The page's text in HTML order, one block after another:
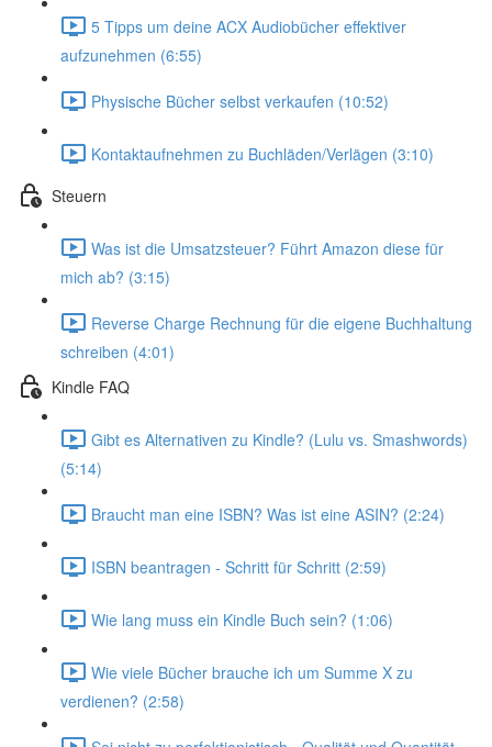
5 Tipps um deine ACX Audiobücher effektiver
aufzunehmen (6:55)
Physische Bücher selbst verkaufen (10:52)
Kontaktaufnehmen zu Buchläden/Verlägen (3:10)
Steuern
Was ist die Umsatzsteuer? Führt Amazon diese für
mich ab? (3:15)
Reverse Charge Rechnung für die eigene Buchhaltung
schreiben (4:01)
Kindle FAQ
Gibt es Alternativen zu Kindle? (Lulu vs. Smashwords)
(5:14)
Braucht man eine ISBN? Was ist eine ASIN? (2:24)
ISBN beantragen - Schritt für Schritt (2:59)
Wie lang muss ein Kindle Buch sein? (1:06)
Wie viele Bücher brauche ich um Summe X zu
verdienen? (2:58)